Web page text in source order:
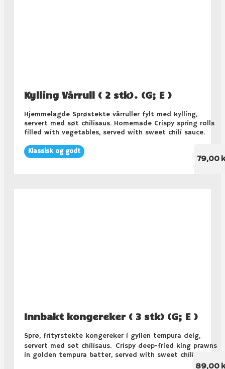
Kylling Vårrull ( 2 stk). (G; E )
Hjemmelagde Sprøstekte vårruller fylt med kylling,
servert med søt chilisaus. Homemade Crispy spring rolls
filled with vegetables, served with sweet chili sauce.
Klassisk og godt
79,00
Innbakt kongereker ( 3 stk) (G; E )
Sprø, frityrstekte kongereker i gyllen tempura deig,
servert med søt chilisaus. Crispy deep-fried king prawns
in golden tempura batter, served with sweet chili sauce.
89,00